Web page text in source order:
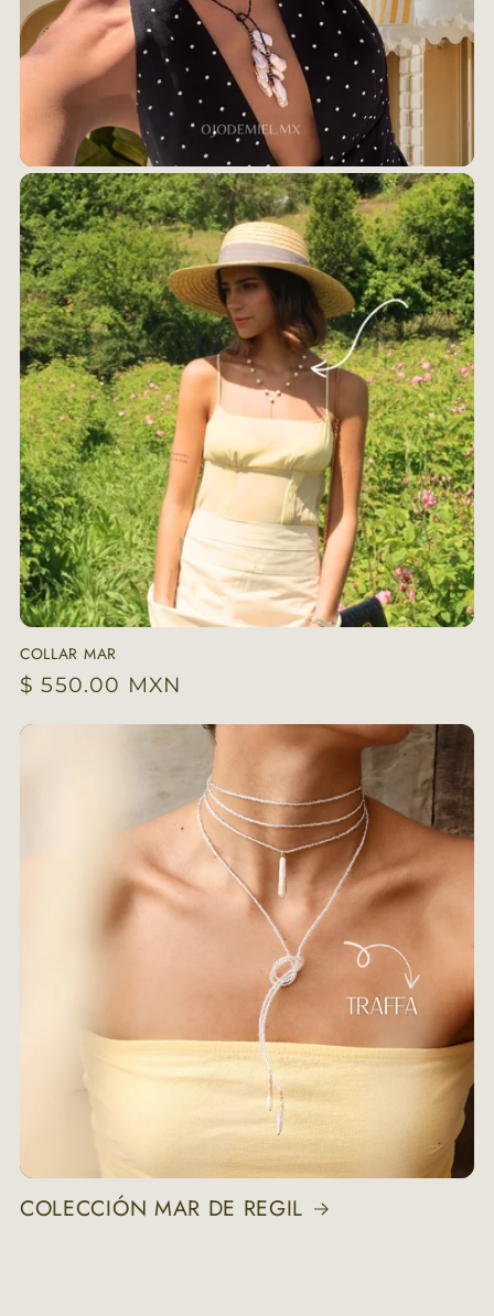
COLLAR MAR
Precio
$ 550.00 MXN
COLECCIÓN MAR DE REGIL